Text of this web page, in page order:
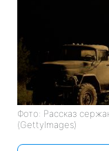
Фото: Рассказ
(GettyImages)